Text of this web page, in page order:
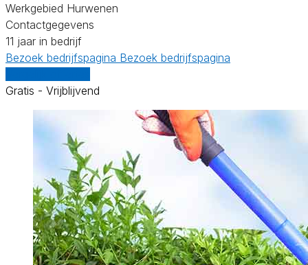
Werkgebied Hurwenen
Contactgegevens
11 jaar in bedrijf
Bezoek bedrijfspagina Bezoek bedrijfspagina
Gratis - Vrijblijvend